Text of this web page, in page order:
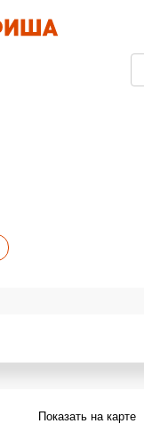
Показать на карте